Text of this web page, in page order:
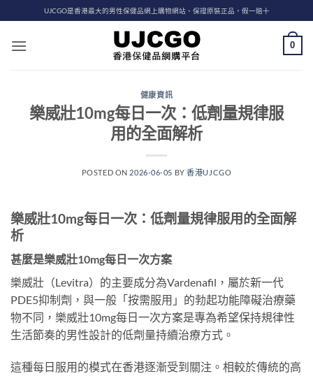
to
content
UJCGO是香港最大的男性保健品網上購物網站、保證原裝正品，假一賠十
0
健康資訊
樂威壯10mg每日一次：低劑量規律服
用的全面解析
POSTED ON 2026-06-05 BY香港UJCGO
樂威壯10mg每日一次：低劑量規律服用的全面解
析
甚麼是樂威壯10mg每日一次方案
樂威壯（Levitra）的主要成分為Vardenafil，屬於新一代
PDE5抑制劑，與一般「按需服用」的勃起功能障礙治療藥
物不同，樂威壯10mg每日一次方案是專為希望保持規律性
生活節奏的男性設計的低劑量持續治療方式。
這種每日服用的模式在香港逐漸受到關注。相較於傳統的高